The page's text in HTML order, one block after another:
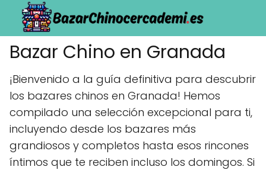
Bazar Chino en Granada
¡Bienvenido a la guía definitiva para descubrir
los bazares chinos en Granada! Hemos
compilado una selección excepcional para ti,
incluyendo desde los bazares más
grandiosos y completos hasta esos rincones
íntimos que te reciben incluso los domingos. Si